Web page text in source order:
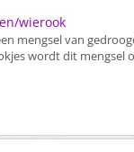
wierook
mengsel van
wordt dit mengsel